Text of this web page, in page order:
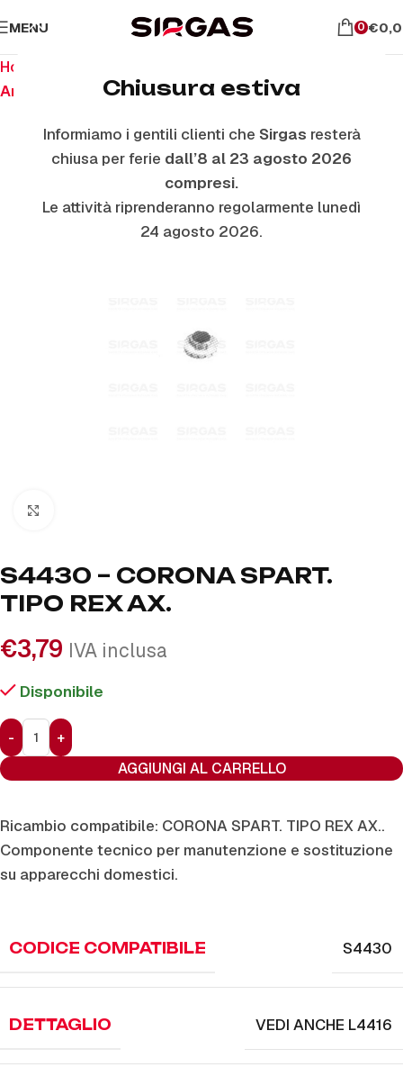
Chiusura estiva
Informiamo i gentili clienti che Sirgas resterà
chiusa per ferie dall’8 al 23 agosto 2026
compresi.
Le attività riprenderanno regolarmente lunedì
24 agosto 2026.
MENU 0 €
Home
Anelli E Piattelli Smaltati
S4430 – CORONA SPART.
TIPO REX AX.
€3,79 IVA inclusa
Disponibile
AGGIUNGI AL CARRELLO
Ricambio compatibile: CORONA SPART. TIPO REX AX..
Componente tecnico per manutenzione e sostituzione
su apparecchi domestici.
CODICE COMPATIBILE S4430
DETTAGLIO VEDI ANCHE L4416